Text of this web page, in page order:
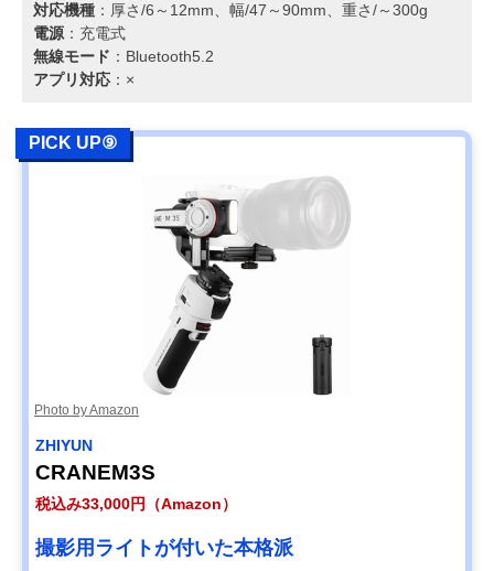
対応機種 ：厚さ/6～12mm、幅/47～90mm、重さ/～300g
電源 ：充電式
無線モード ：Bluetooth5.2
アプリ対応 ：×
PICK UP⑨
Photo by Amazon
ZHIYUN
CRANEM3S
税込み33,000円（Amazon）
撮影用ライトが付いた本格派